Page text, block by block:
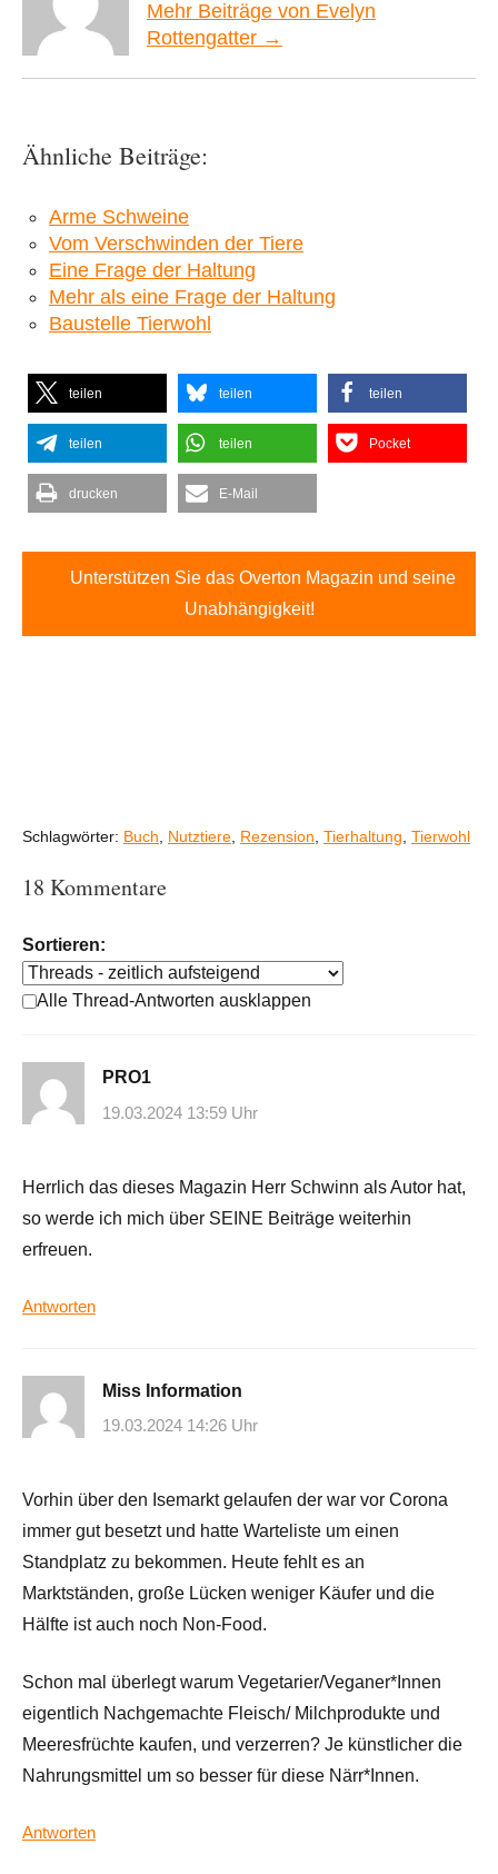
Mehr Beiträge von Evelyn
Rottengatter →
Ähnliche Beiträge:
Arme Schweine
Vom Verschwinden der Tiere
Eine Frage der Haltung
Mehr als eine Frage der Haltung
Baustelle Tierwohl
teilen teilen teilen
teilen teilen Pocket
drucken E-Mail
Unterstützen Sie das Overton Magazin und seine
Unabhängigkeit!
Schlagwörter: Buch, Nutztiere, Rezension, Tierhaltung, Tierwohl
18 Kommentare
Sortieren:
Alle Thread-Antworten ausklappen
PRO1
19.03.2024 13:59 Uhr
Herrlich das dieses Magazin Herr Schwinn als Autor hat,
so werde ich mich über SEINE Beiträge weiterhin
erfreuen.
Antworten
Miss Information
19.03.2024 14:26 Uhr
Vorhin über den Isemarkt gelaufen der war vor Corona
immer gut besetzt und hatte Warteliste um einen
Standplatz zu bekommen. Heute fehlt es an
Marktständen, große Lücken weniger Käufer und die
Hälfte ist auch noch Non-Food.
Schon mal überlegt warum Vegetarier/Veganer*Innen
eigentlich Nachgemachte Fleisch/ Milchprodukte und
Meeresfrüchte kaufen, und verzerren? Je künstlicher die
Nahrungsmittel um so besser für diese Närr*Innen.
Antworten